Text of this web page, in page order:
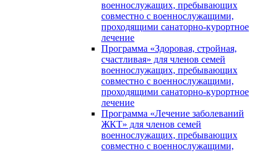
военнослужащих, пребывающих
совместно с военнослужащими,
проходящими санаторно-курортное
лечение
Программа «Здоровая, стройная,
счастливая» для членов семей
военнослужащих, пребывающих
совместно с военнослужащими,
проходящими санаторно-курортное
лечение
Программа «Лечение заболеваний
ЖКТ» для членов семей
военнослужащих, пребывающих
совместно с военнослужащими,